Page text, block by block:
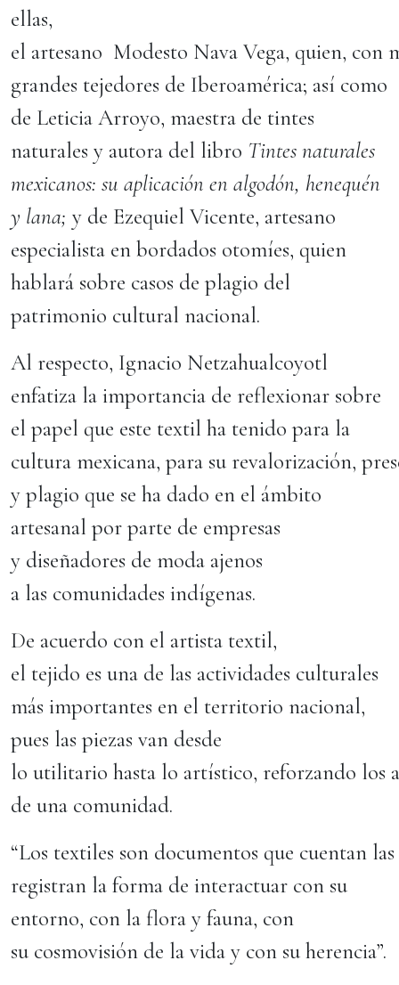
ellas,
el artesano Modesto Nava Vega, quien, con
grandes tejedores de Iberoamérica; así como
de Leticia Arroyo, maestra de tintes
naturales y autora del libro Tintes naturales
mexicanos: su aplicación en algodón, henequén
y lana; y de Ezequiel Vicente, artesano
especialista en bordados otomíes, quien
hablará sobre casos de plagio del
patrimonio cultural nacional.
Al respecto, Ignacio Netzahualcoyotl
enfatiza la importancia de reflexionar sobre
el papel que este textil ha tenido para la
cultura mexicana, para su revalorización,
y plagio que se ha dado en el ámbito
artesanal por parte de empresas
y diseñadores de moda ajenos
a las comunidades indígenas.
De acuerdo con el artista textil,
el tejido es una de las actividades culturales
más importantes en el territorio nacional,
pues las piezas van desde
lo utilitario hasta lo artístico, reforzando los
de una comunidad.
“Los textiles son documentos que cuentan
registran la forma de interactuar con su
entorno, con la flora y fauna, con
su cosmovisión de la vida y con su herencia”.